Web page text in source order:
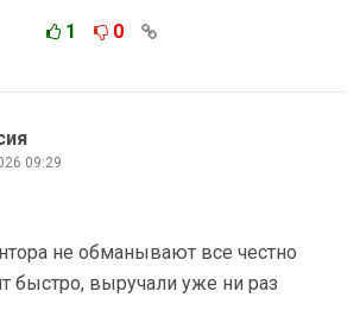
1 0
09:29
не обманывают все честно
быстро, выручали уже ни раз